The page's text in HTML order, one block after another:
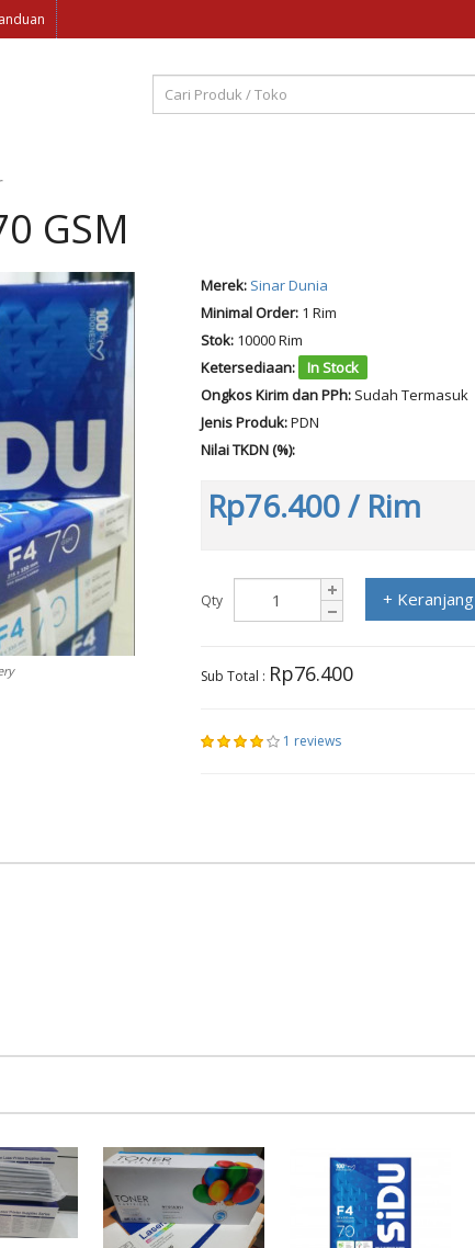
GSM
Merek: Sinar Dunia
Minimal Order:1 Rim
Stok:10000 Rim
Ketersediaan:
In Stock
Ongkos Kirim dan PPh: Sudah Termasuk
Jenis Produk:PDN
Nilai TKDN (%):
Rp76.400/ Rim
Qty + Keranjang
Sub Total : Rp76.400
1 reviews